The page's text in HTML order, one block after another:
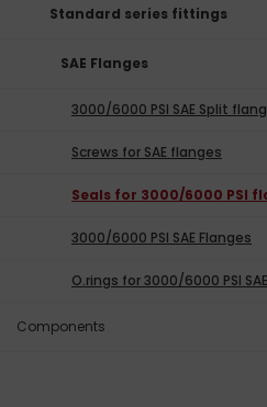
Standard series fittings
SAE Flanges
3000/6000 PSI SAE Split
Screws for SAE flanges
Seals for 3000/6000 PSI
3000/6000 PSI SAE Flanges
O.rings for 3000/6000 PSI
Components